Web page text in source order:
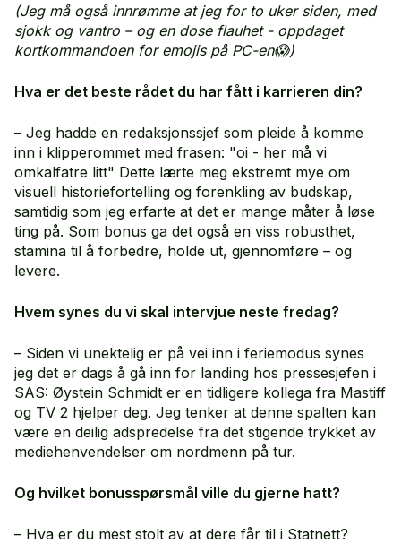
(Jeg må også innrømme at jeg for to uker siden, med
sjokk og vantro – og en dose flauhet - oppdaget
kortkommandoen for emojis på PC-en😱)
Hva er det beste rådet du har fått i karrieren din?
– Jeg hadde en redaksjonssjef som pleide å komme
inn i klipperommet med frasen: "oi - her må vi
omkalfatre litt" Dette lærte meg ekstremt mye om
visuell historiefortelling og forenkling av budskap,
samtidig som jeg erfarte at det er mange måter å løse
ting på. Som bonus ga det også en viss robusthet,
stamina til å forbedre, holde ut, gjennomføre – og
levere.
Hvem synes du vi skal intervjue neste fredag?
– Siden vi unektelig er på vei inn i feriemodus synes
jeg det er dags å gå inn for landing hos pressesjefen i
SAS: Øystein Schmidt er en tidligere kollega fra Mastiff
og TV 2 hjelper deg. Jeg tenker at denne spalten kan
være en deilig adspredelse fra det stigende trykket av
mediehenvendelser om nordmenn på tur.
Og hvilket bonusspørsmål ville du gjerne hatt?
– Hva er du mest stolt av at dere får til i Statnett?